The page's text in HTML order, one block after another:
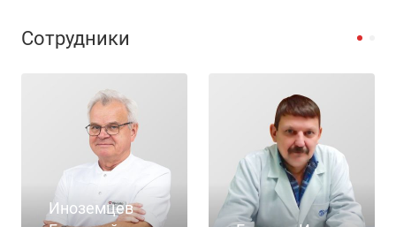
Сотрудники
Иноземцев